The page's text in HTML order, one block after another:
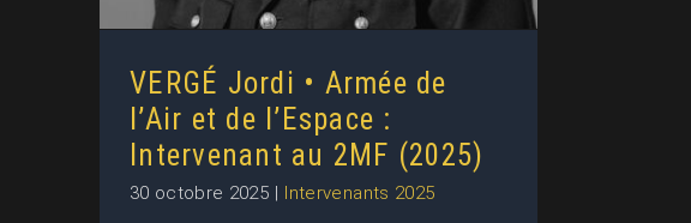
VERGÉ Jordi • Armée de
l’Air et de l’Espace :
Intervenant au 2MF (2025)
30 octobre 2025 | Intervenants 2025